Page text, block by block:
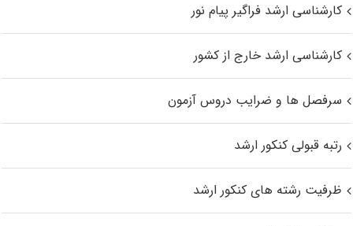
کارشناسی ارشد فراگیر پیام نور
کارشناسی ارشد خارج از کشور
سرفصل ها و ضرایب دروس آزمون
رتبه قبولی کنکور ارشد
ظرفیت رشته های کنکور ارشد